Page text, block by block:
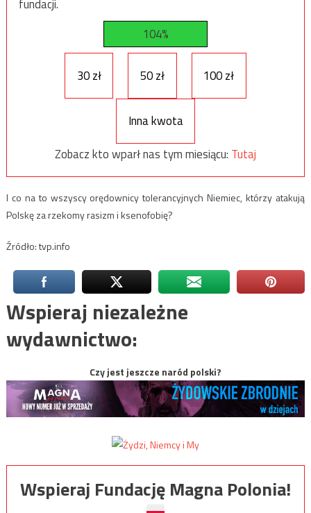
fundacji.
104%
30 zł 50 zł 100 zł
Inna kwota
Zobacz kto wparł nas tym miesiącu: Tutaj
I co na to wszyscy orędownicy tolerancyjnych Niemiec, którzy atakują
Polskę za rzekomy rasizm i ksenofobię?
Źródło: tvp.info
Wspieraj niezależne
wydawnictwo:
Czy jest jeszcze naród polski?
Wspieraj Fundację Magna Polonia!